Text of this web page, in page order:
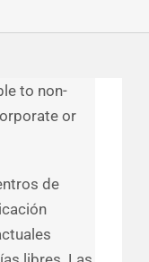
to non-
or
de